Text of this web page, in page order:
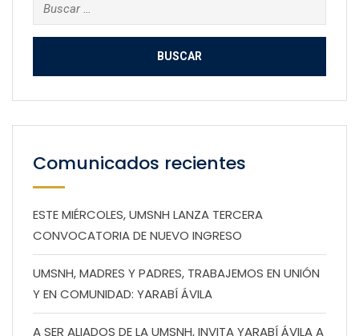
Comunicados recientes
ESTE MIÉRCOLES, UMSNH LANZA TERCERA
CONVOCATORIA DE NUEVO INGRESO
UMSNH, MADRES Y PADRES, TRABAJEMOS EN UNIÓN
Y EN COMUNIDAD: YARABÍ ÁVILA
A SER ALIADOS DE LA UMSNH, INVITA YARABÍ ÁVILA A